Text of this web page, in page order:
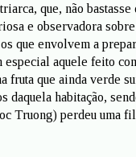
que, não bastasse
e observadora
que envolvem a
aquele feito
fruta que ainda verde
daquela habitação,
Truong) perdeu uma